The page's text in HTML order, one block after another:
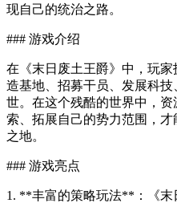
现自己的统治之路。
### 游戏介绍
在《末日废土王爵》中，玩
造基地、招募干员、发展科
世。在这个残酷的世界中，
索、拓展自己的势力范围，
之地。
### 游戏亮点
1. **丰富的策略玩法**：《末